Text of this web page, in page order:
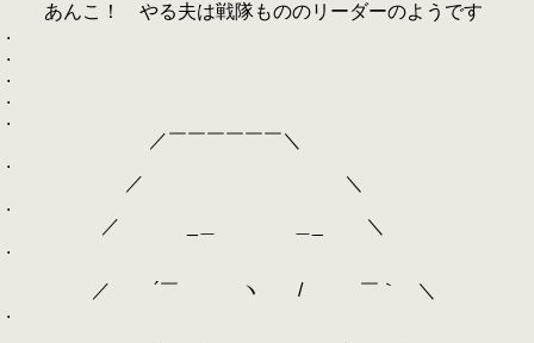
あんこ！ やる夫は戦隊もののリーダーのようです
.
.
.
.
.
／￣￣￣￣￣￣＼
.
／ ＼
.
／ _＿ ＿_ ＼
.
／ ´￣ ヽ / ￣｀ ＼
.